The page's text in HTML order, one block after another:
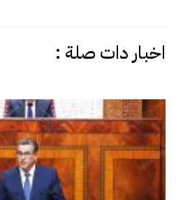
اخبار دات صلة :